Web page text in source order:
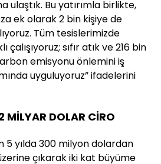
ulaştık. Bu yatırımla birlikte,
ek olarak 2 bin kişiye de
Tüm tesislerimizde
sıfır atık ve 216 bin
emisyonu önlemini iş
uyguluyoruz” ifadelerini
MİLYAR DOLAR CİRO
5 yılda 300 milyon dolardan
çıkarak iki kat büyüme